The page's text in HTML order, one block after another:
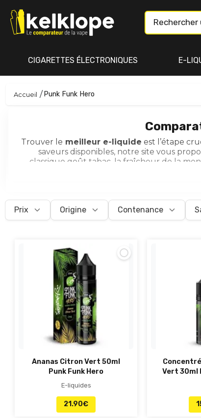
CIGARETTES ÉLECTRONIQUES E-
Accueil Punk Funk Hero
Trouver le meilleur e-liquide est l’étape
saveurs disponibles, notre site vous
classique goût tabac, la fraîcheur de la
(Shortfill
Prix Origine Contenance
Ananas Citron Vert 50ml
Punk Funk Hero
E-liquides
21.90€
Vert 30ml